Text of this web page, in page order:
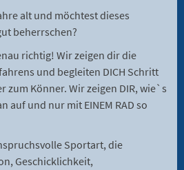
alt und möchtest dieses
beherrschen?
richtig! Wir zeigen dir die
und begleiten DICH Schritt
zum Könner. Wir zeigen DIR, wie`s
auf und nur mit EINEM RAD so
Sportart, die
Geschicklichkeit,